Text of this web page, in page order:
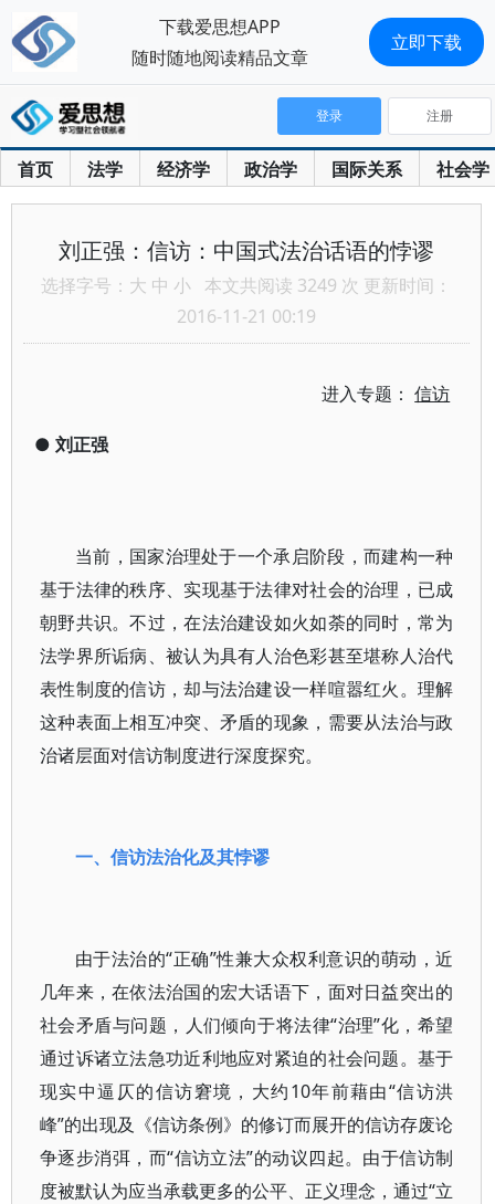
首页 法学 经济学 政治学 国际关系 社会学
登录 注册
刘正强：信访：中国式法治话语的悖谬
选择字号： 大 中 小 本文共阅读 3249 次 更新时间：
2016-11-21 00:19
进入专题：信访
● 刘正强
当前，国家治理处于一个承启阶段，而建构一种
基于法律的秩序、实现基于法律对社会的治理，已成
朝野共识。不过，在法治建设如火如荼的同时，常为
法学界所诟病、被认为具有人治色彩甚至堪称人治代
表性制度的信访，却与法治建设一样喧嚣红火。理解
这种表面上相互冲突、矛盾的现象，需要从法治与政
治诸层面对信访制度进行深度探究。
一、信访法治化及其悖谬
由于法治的“正确”性兼大众权利意识的萌动，近
几年来，在依法治国的宏大话语下，面对日益突出的
社会矛盾与问题，人们倾向于将法律“治理”化，希望
通过诉诸立法急功近利地应对紧迫的社会问题。基于
现实中逼仄的信访窘境，大约10年前藉由“信访洪
峰”的出现及《信访条例》的修订而展开的信访存废论
争逐步消弭，而“信访立法”的动议四起。由于信访制
度被默认为应当承载更多的公平、正义理念，通过“立
下载爱思想APP
随时随地阅读精品文章
立即下载